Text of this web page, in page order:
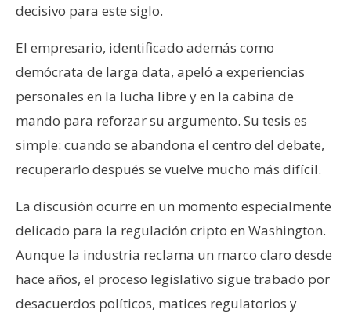
C
n
t
a
c
o
P
u
b
l
decisivo para este siglo.
El empresario, identificado además como
demócrata de larga data, apeló a experiencias
personales en la lucha libre y en la cabina de
mando para reforzar su argumento. Su tesis es
simple: cuando se abandona el centro del debate,
recuperarlo después se vuelve mucho más difícil.
La discusión ocurre en un momento especialmente
delicado para la regulación cripto en Washington.
Aunque la industria reclama un marco claro desde
hace años, el proceso legislativo sigue trabado por
desacuerdos políticos, matices regulatorios y